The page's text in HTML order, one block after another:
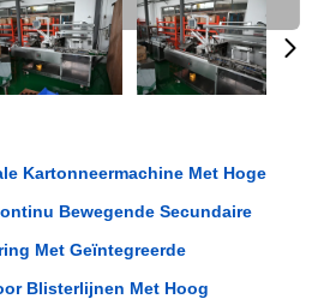
Kartonneermachine Met Hoge
Bewegende Secundaire
Met Geïntegreerde
Blisterlijnen Met Hoog